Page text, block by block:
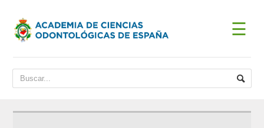
ACADEMIA
BIENVENIDA DEL PRESIDENTE
☰